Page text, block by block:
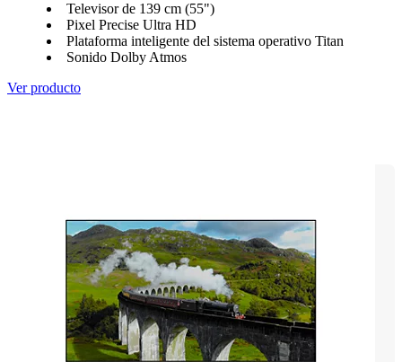
Televisor de 139 cm (55")
Pixel Precise Ultra HD
Plataforma inteligente del sistema operativo Titan
Sonido Dolby Atmos
Ver producto